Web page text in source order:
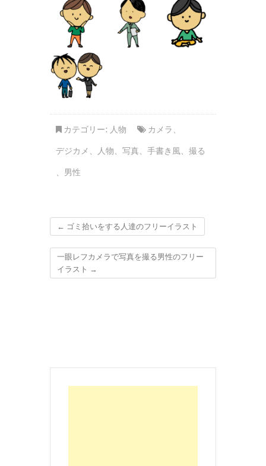
カテゴリー: 人物 カメラ 、
デジカメ 、 人物、 写真、 手書き風、 撮る
、 男性
← ゴミ拾いをする人達のフリーイラスト
一眼レフカメラで写真を撮る男性のフリー
イラスト →